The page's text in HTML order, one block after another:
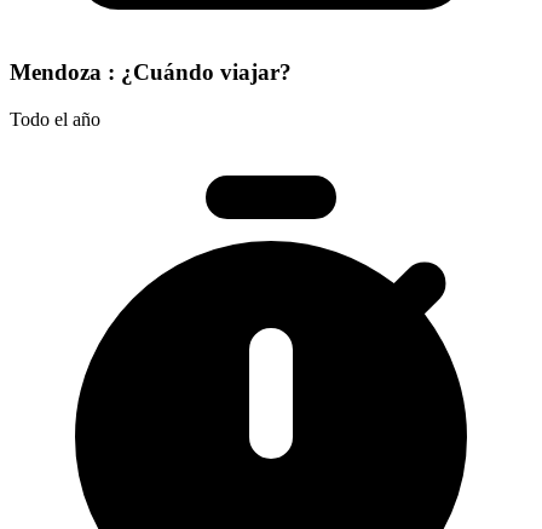
Mendoza : ¿Cuándo viajar?
Todo el año